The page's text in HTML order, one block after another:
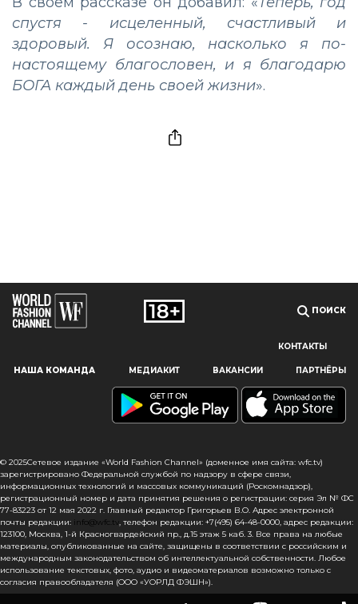
Наш сайт использует файлы cookie и похожие технологии,
пользователям, предоставляя персонализированную
информацию, запоминая предпочтения в области
сайта, вы подтверждаете свое согласие на использование
файлов cookie в соответствии с настоящим уведомлением
в отношении данного типа файлов. Если вы не согласны
с тем, чтобы мы использовали данный тип файлов,
то вы должны соответствующим образом установить
настройки вашего браузера или не использовать сайт wfc.tv
спустя - исцеленный, счастливый и
здоровый. Я осознаю, насколько я по-
настоящему благословен, и я благодарю
БОГА каждый день своей жизни».
ПОИСК
КОНТАКТЫ
НАША КОМАНДА МЕДИАКИТ ВАКАНСИИ ПАРТНЁРЫ
© 2025Сетевое издание «World Fashion Channel» (доменное имя сайта: wfc.tv)
зарегистрировано Федеральной службой по надзору в сфере связи,
информационных технологий и массовых коммуникаций (Роскомнадзор),
регистрационный номер и дата принятия решения о регистрации: серия Эл № ФС
77-83223 от 12 мая 2022 г. Главный редактор Григорьев В.О. Адрес электронной
почты редакции: info@wfc.tv, телефон редакции: +7(495) 64-48-0000, адрес редакции:
123100, Москва, 1-й Красногвардейский пр., д.15 этаж 5 каб. 3. Все права на любые
материалы, опубликованные на сайте, защищены в соответствии с российским и
международным законодательством об интеллектуальной собственности. Любое
использование текстовых, фото, аудио и видеоматериалов возможно только с
согласия правообладателя (ООО «УОРЛД ФЭШН»).